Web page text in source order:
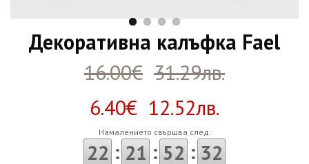
Декоративна калъфка Fael
16.00€ 31.29лв.
6.40€ 12.52лв.
Намалението свършва след:
22 : 21 : 52 : 32